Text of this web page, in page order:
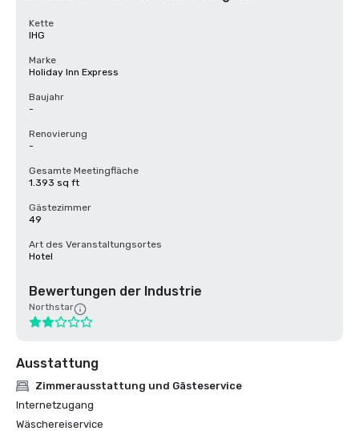
Kette
IHG
Marke
Holiday Inn Express
Baujahr
-
Renovierung
-
Gesamte Meetingfläche
1.393 sq ft
Gästezimmer
49
Art des Veranstaltungsortes
Hotel
Bewertungen der Industrie
Northstar
Ausstattung
Zimmerausstattung und Gästeservice
Internetzugang
Wäschereiservice